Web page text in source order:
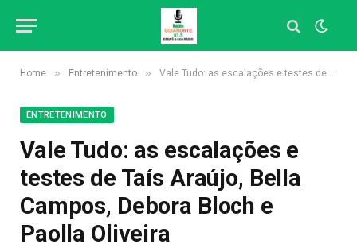
Home » Entretenimento » Vale Tudo: as escalações e testes de Taís Araújo, Bella Campos, Debora Bloch e Paolla Oliveira
ENTRETENIMENTO
Vale Tudo: as escalações e
testes de Taís Araújo, Bella
Campos, Debora Bloch e
Paolla Oliveira